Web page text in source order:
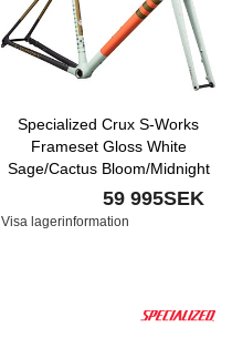
Specialized Crux S-Works
Frameset Gloss White
Sage/Cactus Bloom/Midnight
Shadow Speckle
59 995SEK
Visa lagerinformation